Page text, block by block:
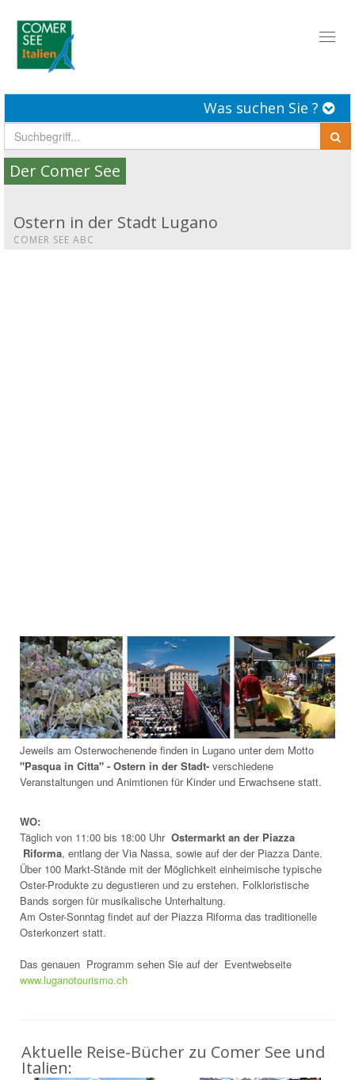
Was suchen Sie ?
Der Comer See
Ostern in der Stadt Lugano
COMER SEE ABC
Jeweils am Osterwochenende finden in Lugano unter dem Motto
"Pasqua in Citta" - Ostern in der Stadt- verschiedene
Veranstaltungen und Animtionen für Kinder und Erwachsene statt.
WO:
Täglich von 11:00 bis 18:00 Uhr Ostermarkt an der Piazza
Riforma, entlang der Via Nassa, sowie auf der der Piazza Dante.
Über 100 Markt-Stände mit der Möglichkeit einheimische typische
Oster-Produkte zu degustieren und zu erstehen. Folkloristische
Bands sorgen für musikalische Unterhaltung.
Am Oster-Sonntag findet auf der Piazza Riforma das traditionelle
Osterkonzert statt.
Das genauen Programm sehen Sie auf der Eventwebseite
www.luganotourismo.ch
Aktuelle Reise-Bücher zu Comer See und
Italien: